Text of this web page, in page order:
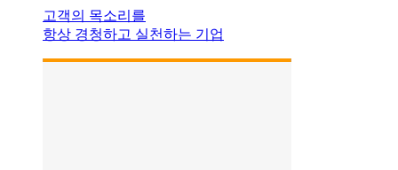
고객의 목소리를
항상 경청하고 실천하는 기업